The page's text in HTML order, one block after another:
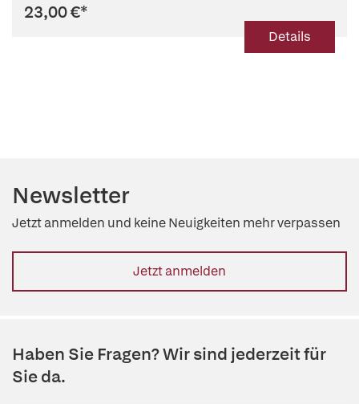
23,00 €*
Details
Newsletter
Jetzt anmelden und keine Neuigkeiten mehr verpassen
Jetzt anmelden
Haben Sie Fragen? Wir sind jederzeit für
Sie da.